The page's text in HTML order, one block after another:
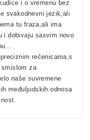
i o vremenu bez
svakodnevni jezik,ali
tu fraza,ali ima
i dobivaju sasvim novo
rečenicama,s
za
naše suvremene
međuljudskih odnosa